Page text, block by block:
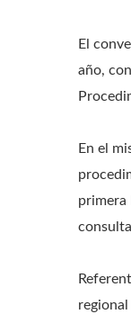
El
año,
En el
primera